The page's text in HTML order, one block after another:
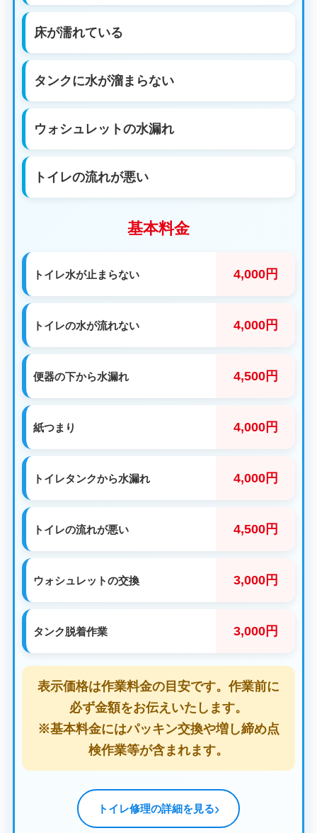
床が濡れている
タンクに水が溜まらない
ウォシュレットの水漏れ
トイレの流れが悪い
基本料金
トイレ水が止まらない 4,000円
トイレの水が流れない 4,000円
便器の下から水漏れ 4,500円
紙つまり 4,000円
トイレタンクから水漏れ 4,000円
トイレの流れが悪い 4,500円
ウォシュレットの交換 3,000円
タンク脱着作業 3,000円
表示価格は作業料金の目安です。作業前に
必ず金額をお伝えいたします。
※基本料金にはパッキン交換や増し締め点
検作業等が含まれます。
トイレ修理の詳細を見る